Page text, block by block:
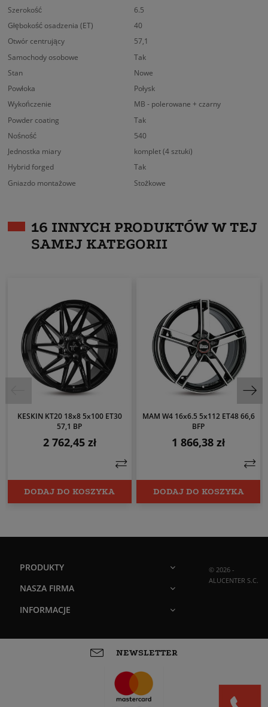
Szerokość
6.5
Głębokość osadzenia (ET)
40
Otwór centrujący
57,1
Samochody osobowe
Tak
Stan
Nowe
Powłoka
Połysk
Wykończenie
MB - polerowane + czarny
Powder coating
Tak
Nośność
540
Jednostka miary
komplet (4 sztuki)
Hybrid forged
Tak
Gniazdo montażowe
Stożkowe
16 INNYCH PRODUKTÓW W TEJ
SAMEJ KATEGORII
KESKIN KT20 18x8 5x100 ET30
57,1 BP
Cena
2 762,45 zł
DODAJ DO KOSZYKA
MAM W4 16x6.5 5x112 ET48 66,6
BFP
Cena
1 866,38 zł
DODAJ DO KOSZYKA
PRODUKTY
NASZA FIRMA
INFORMACJE
© 2026 -
ALUCENTER S.C.
NEWSLETTER